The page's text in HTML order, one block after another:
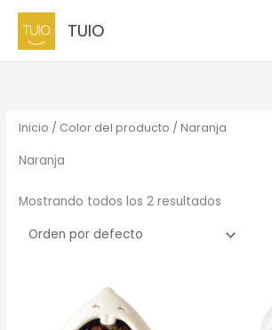
contenido
TUIO
Inicio / Color del producto / Naranja
Naranja
Mostrando todos los 2 resultados